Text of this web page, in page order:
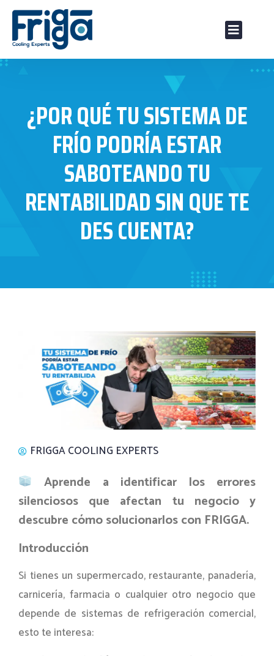
¿POR QUÉ TU SISTEMA DE
FRÍO PODRÍA ESTAR
SABOTEANDO TU
RENTABILIDAD SIN QUE TE
DES CUENTA?
FRIGGA COOLING EXPERTS
Aprende a identificar los errores
silenciosos que afectan tu negocio y
descubre cómo solucionarlos con FRIGGA.
Introducción
Si tienes un supermercado, restaurante, panadería,
carnicería, farmacia o cualquier otro negocio que
depende de sistemas de refrigeración comercial,
esto te interesa: